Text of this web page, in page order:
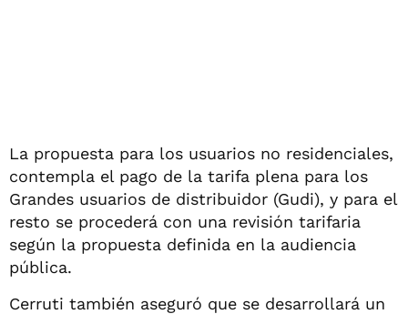
La propuesta para los usuarios no residenciales,
contempla el pago de la tarifa plena para los
Grandes usuarios de distribuidor (Gudi), y para el
resto se procederá con una revisión tarifaria
según la propuesta definida en la audiencia
pública.
Cerruti también aseguró que se desarrollará un